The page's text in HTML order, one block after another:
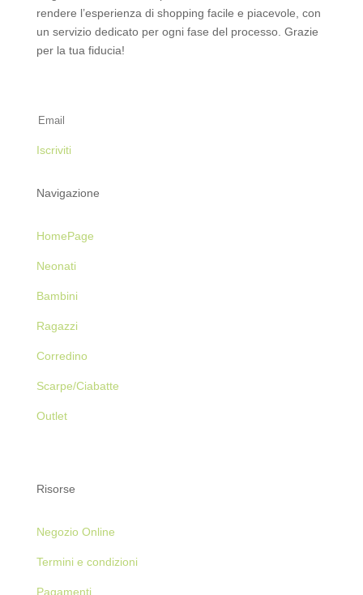
rendere l’esperienza di shopping facile e piacevole, con
un servizio dedicato per ogni fase del processo. Grazie
per la tua fiducia!
Iscriviti
Navigazione
HomePage
Neonati
Bambini
Ragazzi
Corredino
Scarpe/Ciabatte
Outlet
Risorse
Negozio Online
Termini e condizioni
Pagamenti